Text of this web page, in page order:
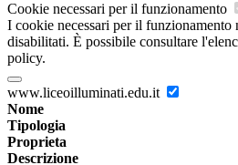
Cookie necessari per il funzionamento
I cookie necessari per il funzionamento
disabilitati. È possibile consultare
policy.
www.liceoilluminati.edu.it
Nome
Tipologia
Proprieta
Descrizione